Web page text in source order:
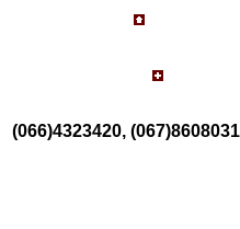
(066)4323420, (067)8608031